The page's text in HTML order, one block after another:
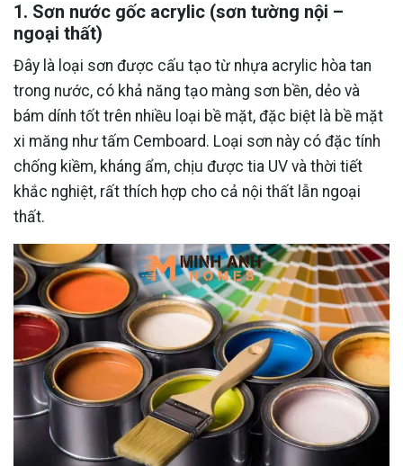
1. Sơn nước gốc acrylic (sơn tường nội –
ngoại thất)
Đây là loại sơn được cấu tạo từ nhựa acrylic hòa tan
trong nước, có khả năng tạo màng sơn bền, dẻo và
bám dính tốt trên nhiều loại bề mặt, đặc biệt là bề mặt
xi măng như tấm Cemboard. Loại sơn này có đặc tính
chống kiềm, kháng ẩm, chịu được tia UV và thời tiết
khắc nghiệt, rất thích hợp cho cả nội thất lẫn ngoại
thất.